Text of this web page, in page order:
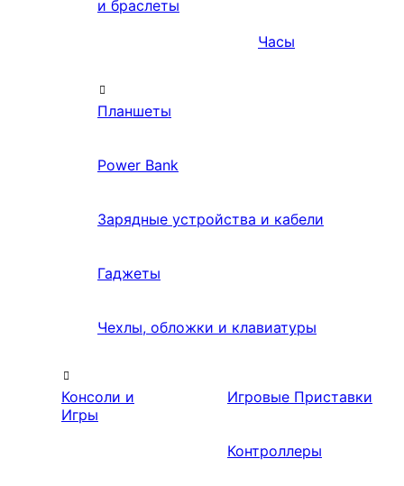
и браслеты
Часы
Планшеты
Power Bank
Зарядные устройства и кабели
Гаджеты
Чехлы, обложки и клавиатуры
Консоли и
Игры
Игровые Приставки
Контроллеры